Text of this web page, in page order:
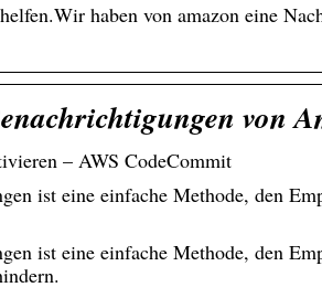
haben von amazon eine
von
– AWS CodeCommit
ist eine einfache Methode, den
ist eine einfache Methode, den